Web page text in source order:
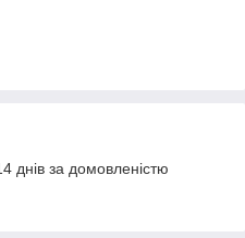
днів за домовленістю